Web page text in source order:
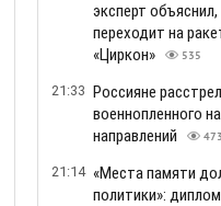
эксперт
переходит на
«Циркон»
535
21:33 Россияне
военнопленного
направлений
473
21:14 «Места памяти
политики»: